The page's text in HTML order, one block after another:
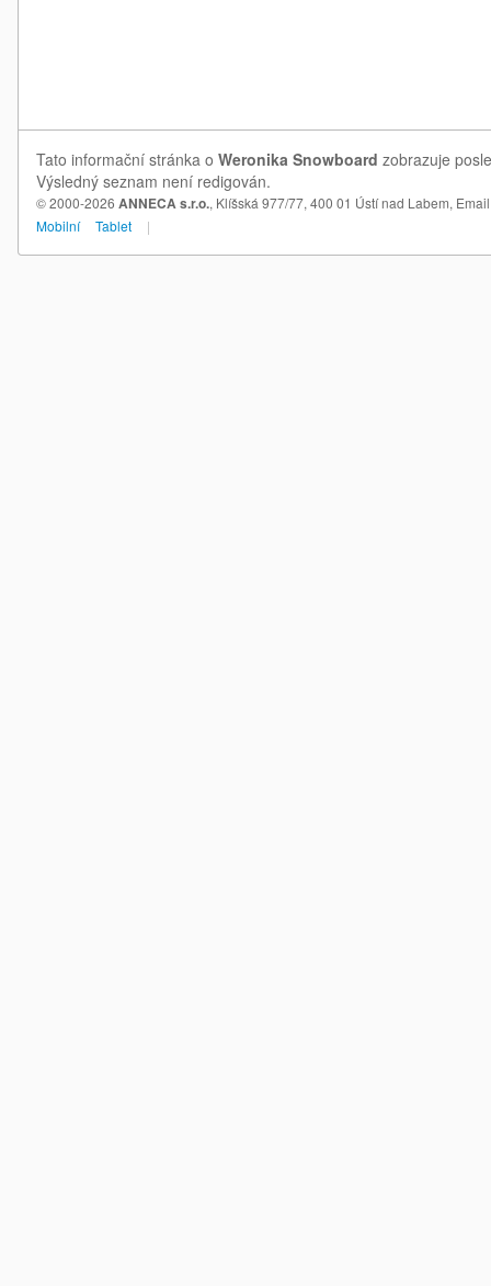
Tato informační stránka o Weronika Snowboard zobrazuje
Výsledný seznam není redigován.
© 2000-2026 ANNECA s.r.o., Klíšská 977/77, 400 01 Ústí nad Labem,
Mobilní
Tablet |